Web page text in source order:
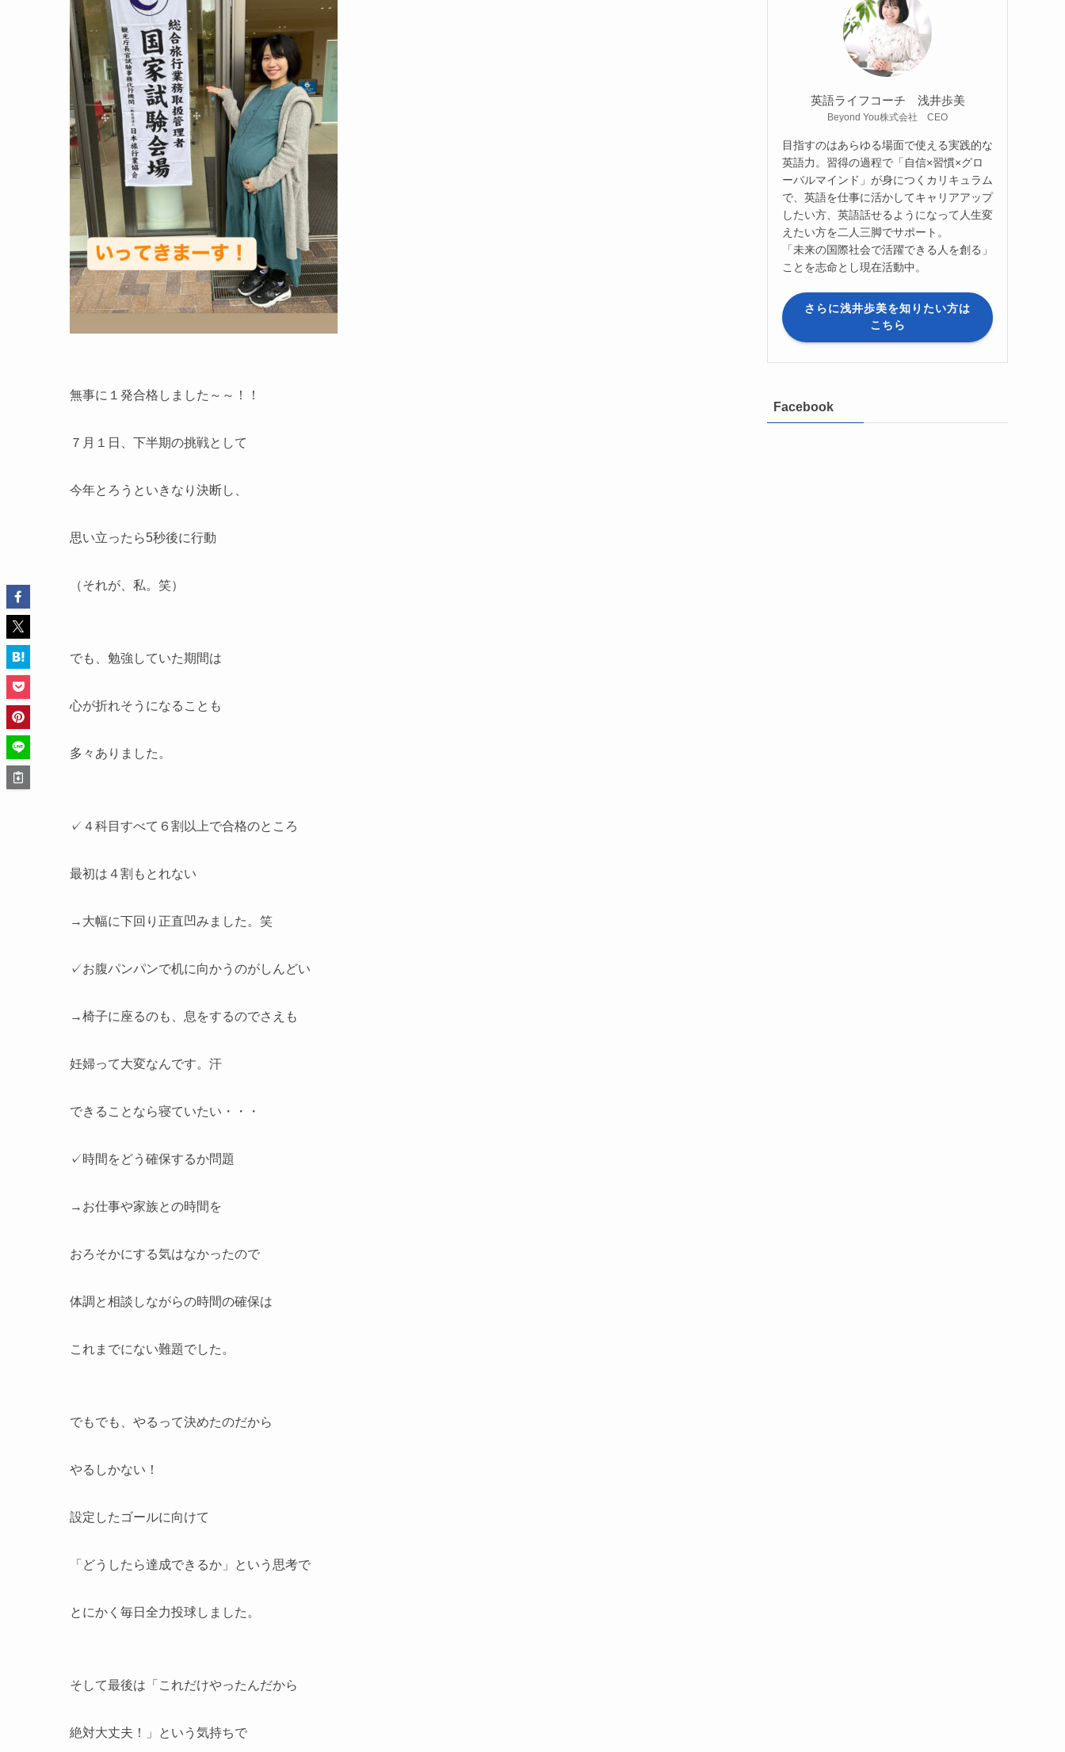
無事に１発合格しました～～！！
７月１日、下半期の挑戦として
今年とろうといきなり決断し、
思い立ったら5秒後に行動
（それが、私。笑）
でも、勉強していた期間は
心が折れそうになることも
多々ありました。
✓４科目すべて６割以上で合格のところ
最初は４割もとれない
→大幅に下回り正直凹みました。笑
✓お腹パンパンで机に向かうのがしんどい
→椅子に座るのも、息をするのでさえも
妊婦って大変なんです。汗
できることなら寝ていたい・・・
✓時間をどう確保するか問題
→お仕事や家族との時間を
おろそかにする気はなかったので
体調と相談しながらの時間の確保は
これまでにない難題でした。
でもでも、やるって決めたのだから
やるしかない！
設定したゴールに向けて
「どうしたら達成できるか」という思考で
とにかく毎日全力投球しました。
そして最後は「これだけやったんだから
絶対大丈夫！」という気持ちで
英語ライフコーチ 浅井歩美
Beyond You株式会社 CEO
目指すのはあらゆる場面で使える実践的な
英語力。習得の過程で「自信×習慣×グロ
ーバルマインド」が身につくカリキュラム
で、英語を仕事に活かしてキャリアアップ
したい方、英語話せるようになって人生変
えたい方を二人三脚でサポート。
「未来の国際社会で活躍できる人を創る」
ことを志命とし現在活動中。
さらに浅井歩美を知りたい方は
こちら
Facebook